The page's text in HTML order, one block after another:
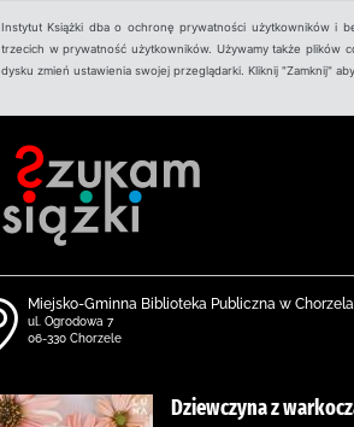
Instytut Książki dba o ochronę prywatności użytkowników i
trzecich w prywatność użytkowników. Używamy także plików
dysku zmień ustawienia swojej przeglądarki. Kliknij "Zamknij"
Miejsko-Gminna Biblioteka Publiczna w
ul. Ogrodowa 7
06-330 Chorzele
Dziewczyna z